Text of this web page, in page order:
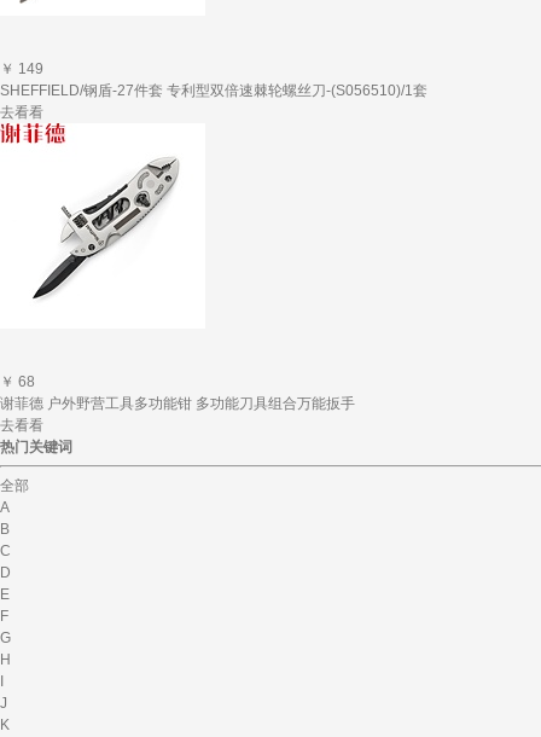
￥ 149
SHEFFIELD/钢盾-27件套 专利型双倍速棘轮螺丝刀-(S056510)/1套
去看看
￥ 68
谢菲德 户外野营工具多功能钳 多功能刀具组合万能扳手
去看看
热门关键词
全部
A
B
C
D
E
F
G
H
J
K